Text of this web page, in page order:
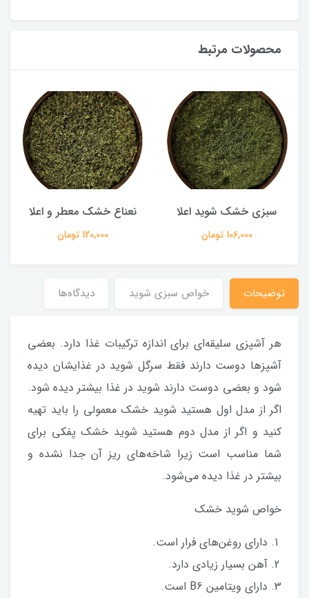
محصولات مرتبط
سبزی خشک شوید اعلا
106,000 تومان
نعناع خشک معطر و اعلا
120,000 تومان
توضیحات خواص سبزی شوید دیدگاه‌ها
هر آشپزی سلیقه‌ای برای اندازه ترکیبات غذا دارد. بعضی
آشپزها دوست دارند فقط سرگل شوید در غذایشان دیده
شود و بعضی دوست دارند شوید در غذا بیشتر دیده شود.
اگر از مدل اول هستید شوید خشک معمولی را باید تهیه
کنید و اگر از مدل دوم هستید شوید خشک پفکی برای
شما مناسب است زیرا شاخه‌های ریز آن جدا نشده و
بیشتر در غذا دیده می‌شود.
خواص شوید خشک
دارای روغن‌های فرار است.
آهن بسیار زیادی دارد.
دارای ویتامین B6 است.